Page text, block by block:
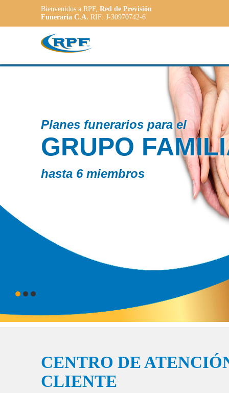
Bienvenidos a RPF, Red de Previsión
Funeraria C.A. RIF: J-30970742-6
a las
CENTRO DE
CLIENTE